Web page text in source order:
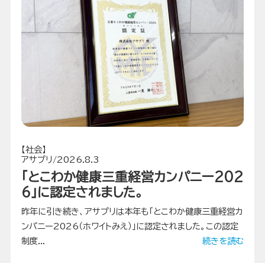
【社会】
アサプリ/2026.8.3
「とこわか健康三重経営カンパニー202
6」に認定されました。
昨年に引き続き、アサプリは本年も「とこわか健康三重経営カ
ンパニー2026（ホワイトみえ）」に認定されました。この認定
制度...
続きを読む